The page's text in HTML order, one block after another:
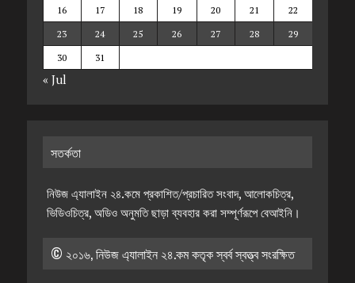
16
17 18 19 20 21
22
23
24 25 26 27 28
29
30
31
« Jul
সতর্কতা
নিউজ এ্যালাইন ২৪.কমে প্রকাশিত/প্রচারিত সংবাদ, আলোকচিত্র,
ভিডিওচিত্র, অডিও অনুমতি ছাড়া ব্যবহার করা সম্পূর্ণরূপে বেআইনি।
© ২০১৬, নিউজ এ্যালাইন ২৪.কম কতৃক স্বর্ব স্বত্ত্ব সংরক্ষিত